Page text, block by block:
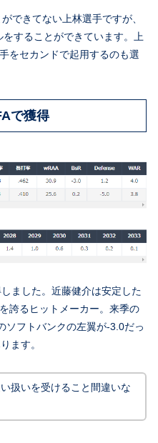
できてない上林選手ですが、
することができています。上
をセカンドで起用するのも選
で獲得
ました。近藤健介は安定した
誇るヒットメーカー。来季の
ソフトバンクの左翼が-3.0だっ
ます。
扱いを受けること間違いな